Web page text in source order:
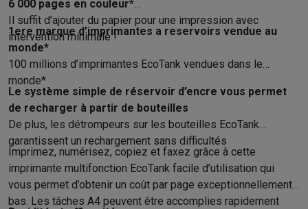
Chargeurs GSMChargeurs et câbles
Accessoires GSMAirTags & traceurs GPSÉcouteurs sans fil
Téléphones fixesTéléphones fixesTalkie walkieBabyphones
Ordinateurs
PC portables
Périphériques ITSourisClaviersWebcamsEnceintes PC
Tablettes & liseusesTablettesApple iPad
Imprimer ImprimantesCartouches d'encre & papierCricut
Réseau & wifiRouteurs & points d'accèsAdaptateurs CPL &
Mémoire & stockageDisques durs externesSSDClés USB
LogicielsWindows & Microsoft OfficeAnti-VirusAutres
Accessoires IT
Chargeurs & câbles Housses & sacs
6 000 pages en couleur*
Il suffit d’ajouter du papier pour une impression avec
intervention minimale !
1ere marque d’imprimantes a reservoirs vendue au
monde*
100 millions d’imprimantes EcoTank vendues dans le
monde*
Le système simple de réservoir d’encre vous permet
de recharger à partir de bouteilles
De plus, les détrompeurs sur les bouteilles EcoTank
garantissent un rechargement sans difficultés
Imprimez, numérisez, copiez et faxez grâce à cette
imprimante multifonction EcoTank facile d’utilisation qui
vous permet d’obtenir un coût par page exceptionnellement
bas. Les tâches A4 peuvent être accomplies rapidement